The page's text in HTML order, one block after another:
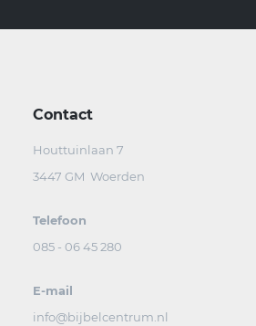
Contact
Houttuinlaan 7
3447 GM Woerden
Telefoon
085 - 06 45 280
E-mail
info@bijbelcentrum.nl